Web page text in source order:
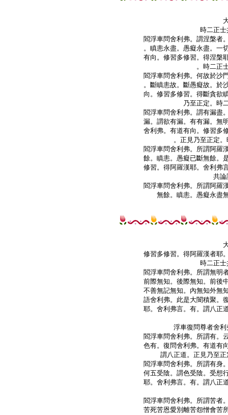
時二正
閻浮車問舍利弗。謂涅槃者
。瞋恚永盡。愚癡永盡。一
有向。修習多修習。得涅槃
。時二正
閻浮車問舍利弗。何故於沙
。斷瞋恚故。斷愚癡故。於
向。修習多修習。得斷貪欲
乃至正定。時
閻浮車問舍利弗。謂有漏盡
漏。謂欲有漏。有有漏。無
舍利弗。有道有向。修習多
。正見乃至正定
閻浮車問舍利弗。所謂阿羅
餘。瞋恚。愚癡已斷無餘。
修習。得阿羅漢耶。舍利弗
共論
閻浮車問舍利弗。所謂阿羅
修習多修習。得阿羅漢者耶
時二正
閻浮車問舍利弗。所謂無明
前際無知。後際無知。前後
不善無記無知。內無知外無
語舍利弗。此是大闇積聚。
耶。舍利弗言。有。謂八正
浮車復問尊者舍
閻浮車問舍利弗。所謂有。
色有。復問舍利弗。有道有
謂八正道。正見乃至
閻浮車問舍利弗。所謂有身
何五受陰。謂色受陰。受想
耶。舍利弗言。有。謂八正
閻浮車問舍利弗。所謂苦者
苦死苦恩愛別離苦怨憎會苦